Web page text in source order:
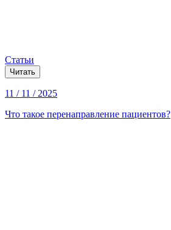
Статьи
Читать
11 / 11 / 2025
Что такое перенаправление пациентов?